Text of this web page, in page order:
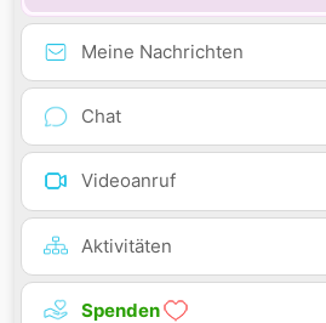
Meine Nachrichten
Chat
Videoanruf
Aktivitäten
Spenden